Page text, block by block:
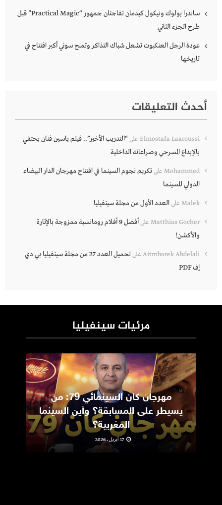
ساندرا بولوك ونيكول كيدمان تفاجئان جمهور “Practical Magic” قبل
طرح الجزء الثاني
عودة الرجل العنكبوت تشعل شباك التذاكر وتمنح سوني أكبر افتتاح في
تاريخها
أحدث التعليقات
Elmostafa Laaroussi على“التدريب الأخير”.. فيلم ياسين فنان يحتفي
بالإبداع المسرحي وصراعاته الداخلية
Mohammed علىتكريم نجوم السينما في افتتاح مهرجان الدار البيضاء
الدولي للسينما
Malek علىالعدد الأول من مجلة سينفيليا
Matthias Gocher على
أفضل 9 أفلام رومانسية ممزوجة بالإثارة
والأكشن!
Aitmbarek Abdelali على
تحميل العدد 27 من مجلة سينفيليا بي دي
إف PDF
مرئيات سينفيليا
مهرجان كان السينمائي 79: من
يسيطر على المسابقة؟ وأين السينما
المغربية؟
17 أبريل، 2026